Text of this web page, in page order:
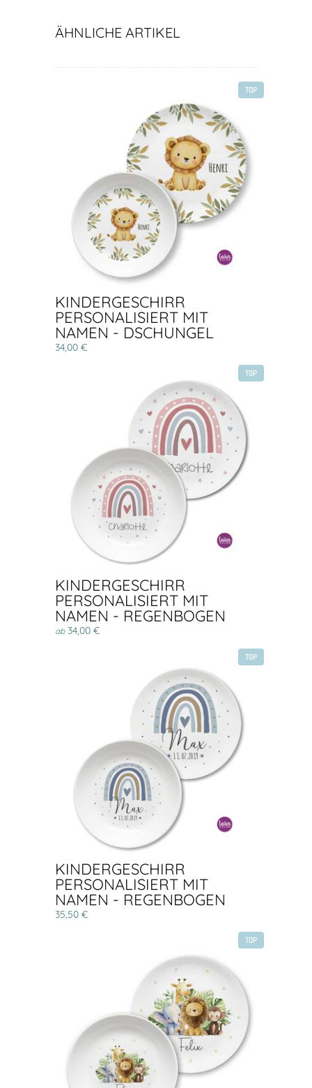
ÄHNLICHE ARTIKEL
TOP
KINDERGESCHIRR
PERSONALISIERT MIT
NAMEN - DSCHUNGEL
34,00 €
TOP
KINDERGESCHIRR
PERSONALISIERT MIT
NAMEN - REGENBOGEN
ab34,00 €
TOP
KINDERGESCHIRR
PERSONALISIERT MIT
NAMEN - REGENBOGEN
35,50 €
TOP